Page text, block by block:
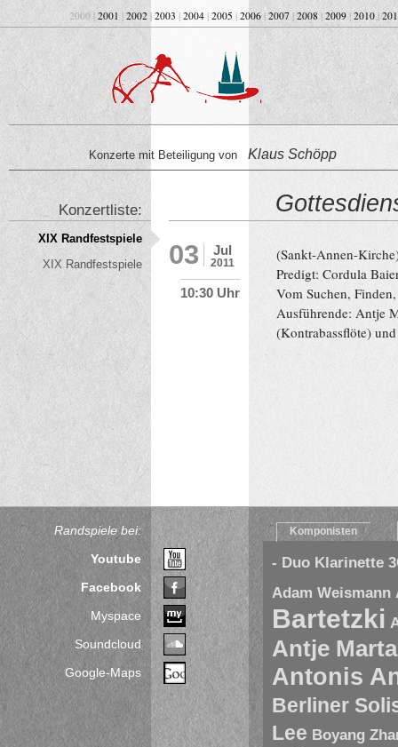
2000 | 2001 | 2002 | 2003 | 2004 | 2005 | 2006| 2007 | 2008 | 2009 | 2010|
Konzerte mit Beteiligung von Klaus Schöpp
Jul
2011
03
10:30 Uhr
(Sankt-Annen-
Predigt: Cordula
Vom Suchen,
Ausführende: Antje
(Kontrabassflöte)
Konzertliste:
XIX Randfestspiele
XIX Randfestspiele
Randspiele bei:
Youtube
Facebook
Myspace
Soundcloud
Google-Maps
Komponisten
- Duo Klarinette
Adam Weismann
Bartetzki
Antje
Antonis
Berliner
Lee Boyang